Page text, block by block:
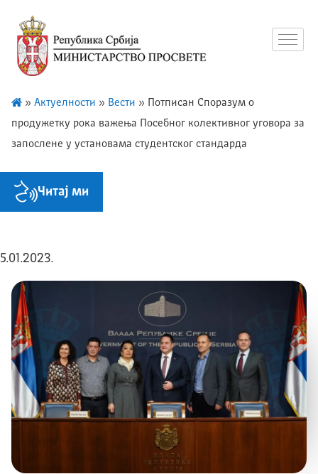
» Актуелности » Вести » Потписан Споразум о
продужетку рока важења Посебног колективног уговора за
запослене у установама студентског стандарда
Читај ми
5.01.2023.